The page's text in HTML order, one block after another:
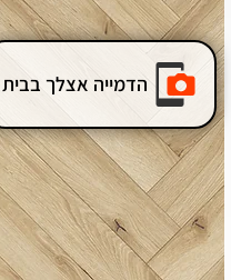
הדמייה אצלך בבית